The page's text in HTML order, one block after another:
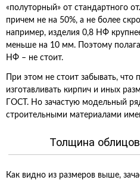
«полуторный» от стандартного
причем не на 50%, а не более
например, изделия 0,8 НФ
меньше на 10 мм. Поэтому
НФ – не стоит.
При этом не стоит забывать, что
изготавливать кирпич и иных
ГОСТ. Но зачастую модельный
строительными материалами
Толщина
Как видно из размеров выше,